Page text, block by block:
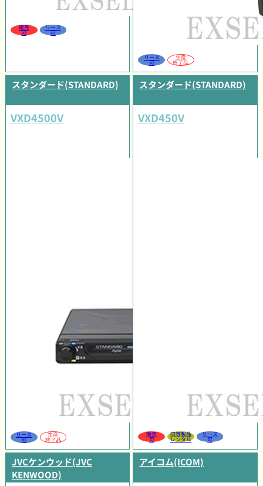
販売
可
リース
可
リース
可
生産
終了品
スタンダード(STANDARD)
VXD4500V
リース
可
生産
終了品
スタンダード(STANDARD)
VXD450V
販売
可
同等製品
レンタル
リース
可
JVCケンウッド(JVC
KENWOOD)
アイコム(ICOM)